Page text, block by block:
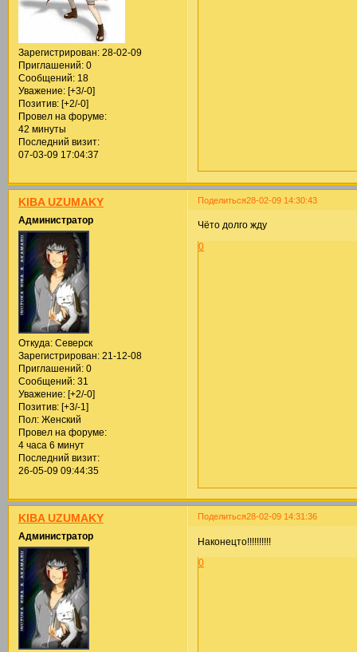
Зарегистрирован: 28-02-09
Приглашений:0
Сообщений:18
Уважение: [+3/-0]
Позитив: [+2/-0]
Провел на форуме:
42 минуты
Последний визит:
07-03-09 17:04:37
Поделиться28-02-09 14:30:43
KIBA UZUMAKY
Администратор
Откуда:Северск
Зарегистрирован: 21-12-08
Приглашений:0
Сообщений:31
Уважение: [+2/-0]
Позитив: [+3/-1]
Пол:Женский
Провел на форуме:
4 часа 6 минут
Последний визит:
26-05-09 09:44:35
Чёто долго жду
0
Поделиться28-02-09 14:31:36
KIBA UZUMAKY
Администратор
Наконецто!!!!!!!!!!
0